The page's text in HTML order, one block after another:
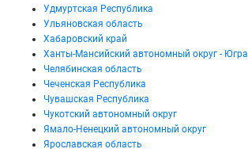
Удмуртская Республика
Ульяновская область
Хабаровский край
Ханты-Мансийский автономный округ - Югра
Челябинская область
Чеченская Республика
Чувашская Республика
Чукотский автономный округ
Ямало-Ненецкий автономный округ
Ярославская область